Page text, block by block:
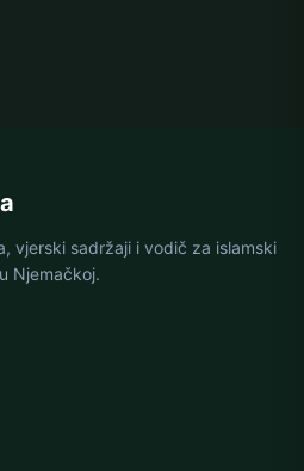
vjerski sadržaji i vodič za islamski
Njemačkoj.